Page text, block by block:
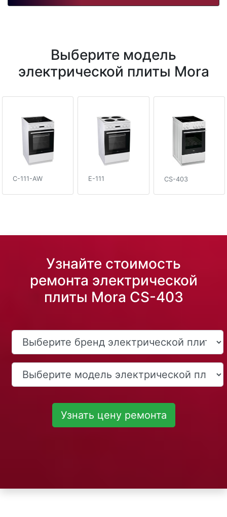
Выберите модель
электрической плиты Mora
C-111-AW E-111 CS-403
Узнайте стоимость
ремонта электрической
плиты Mora CS-403
Узнать цену ремонта